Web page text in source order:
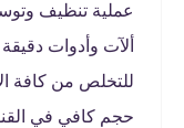
عملية تنظيف
ألآت وأدوات
للتخلص من كافة
حجم كافي في